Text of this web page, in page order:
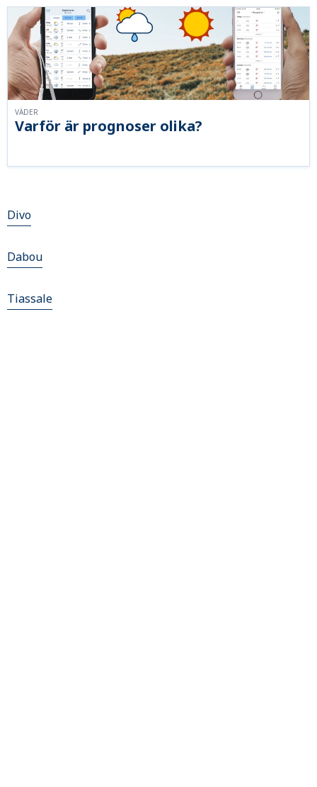
Varför är prognoser olika?
VÄDER
Divo
Dabou
Tiassale